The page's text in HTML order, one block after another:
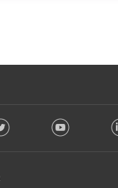
Twitter Youtube